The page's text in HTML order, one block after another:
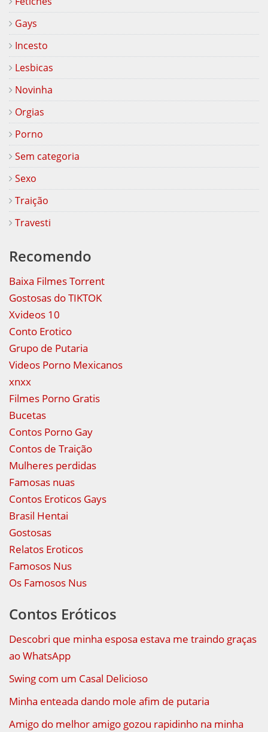
Gays
Incesto
Lesbicas
Novinha
Orgias
Porno
Sem categoria
Sexo
Traição
Travesti
Recomendo
Baixa Filmes Torrent
Gostosas do TIKTOK
Xvideos 10
Conto Erotico
Grupo de Putaria
Videos Porno Mexicanos
xnxx
Filmes Porno Gratis
Bucetas
Contos Porno Gay
Contos de Traição
Mulheres perdidas
Famosas nuas
Contos Eroticos Gays
Brasil Hentai
Gostosas
Relatos Eroticos
Famosos Nus
Os Famosos Nus
Contos Eróticos
Descobri que minha esposa estava me traindo graças
ao WhatsApp
Swing com um Casal Delicioso
Minha enteada dando mole afim de putaria
Amigo do melhor amigo gozou rapidinho na minha